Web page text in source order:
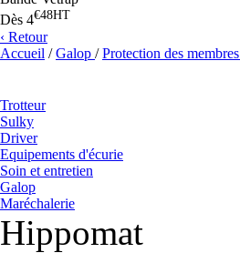
Dès 4€48HT
‹ Retour
Accueil /Galop /Protection des membres
Trotteur
Sulky
Driver
Equipements d'écurie
Soin et entretien
Galop
Maréchalerie
Hippomat